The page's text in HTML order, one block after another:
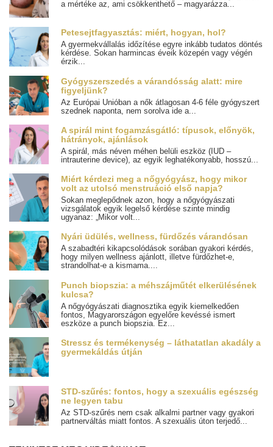
a mértéke az, ami csökkenthető – magyarázza...
Petesejtfagyasztás: miért, hogyan, hol?
A gyermekvállalás időzítése egyre inkább tudatos döntés
kérdése. Sokan harmincas éveik közepén vagy végén
érzik...
Gyógyszerszedés a várandósság alatt: mire
figyeljünk?
Az Európai Unióban a nők átlagosan 4-6 féle gyógyszert
szednek naponta, nem sorolva ide a...
A spirál mint fogamzásgátló: típusok, előnyök,
hátrányok, ajánlások
A spirál, más néven méhen belüli eszköz (IUD –
intrauterine device), az egyik leghatékonyabb, hosszú...
Miért kérdezi meg a nőgyógyász, hogy mikor
volt az utolsó menstruáció első napja?
Sokan meglepődnek azon, hogy a nőgyógyászati
vizsgálatok egyik legelső kérdése szinte mindig
ugyanaz: „Mikor volt...
Nyári üdülés, wellness, fürdőzés várandósan
A szabadtéri kikapcsolódások sorában gyakori kérdés,
hogy milyen wellness ajánlott, illetve fürdőzhet-e,
strandolhat-e a kismama....
Punch biopszia: a méhszájműtét elkerülésének
kulcsa?
A nőgyógyászati diagnosztika egyik kiemelkedően
fontos, Magyarországon egyelőre kevéssé ismert
eszköze a punch biopszia. Ez...
Stressz és termékenység – láthatatlan akadály a
gyermekáldás útján
STD-szűrés: fontos, hogy a szexuális egészség
ne legyen tabu
Az STD-szűrés nem csak alkalmi partner vagy gyakori
partnerváltás miatt fontos. A szexuális úton terjedő...